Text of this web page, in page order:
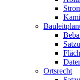
Ortsrecht